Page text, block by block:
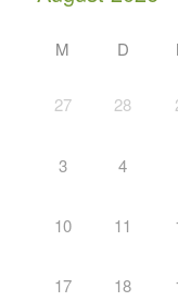
M D
27 28
3 4
10 11
17 18